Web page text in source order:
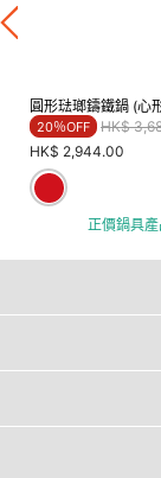
圓形琺瑯鑄鐵鍋 (心
20％OFF Price
HK$
HK$ 2,944.00
正價鍋具